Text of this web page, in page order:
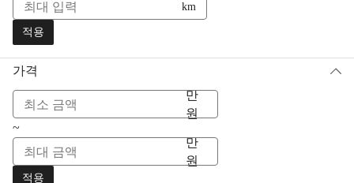
km
적용
가격
만
원
~
만
원
적용